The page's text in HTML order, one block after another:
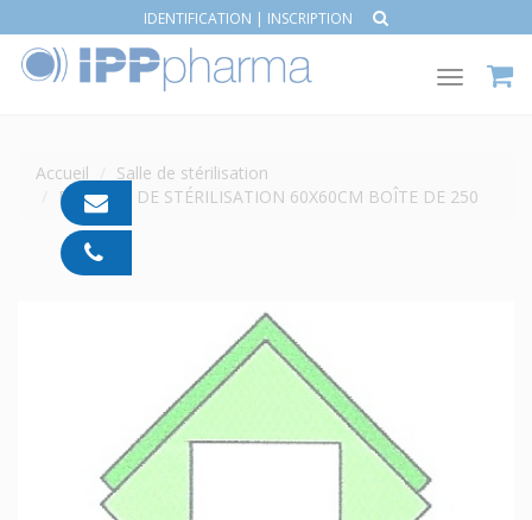
IDENTIFICATION | INSCRIPTION
Toggle
Accueil
Salle de stérilisation
FEUILLES DE STÉRILISATION 60X60CM BOÎTE DE 250
contact@ipp-
pharma.com
91